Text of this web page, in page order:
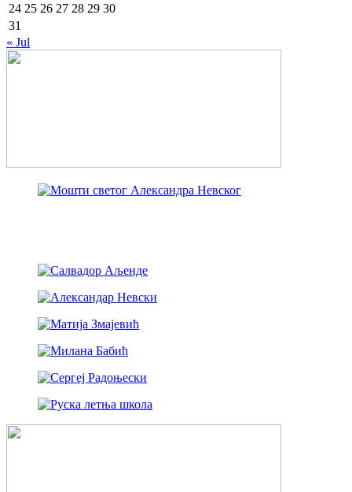
24 25 26 27 28 29 30
31
« Jul